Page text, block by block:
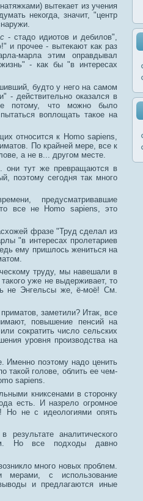
вытекает из учения
некогда, значит, "центр
- стадо идиотов и дебилов",
и прочее - вытекают как раз
марла этим оправдывал
жизнь" - как бы "в интересах
будто у него на самом
- действительно оказался в
потому, что можно было
воплощать такое на
относится к Homo sapiens,
По крайней мере, все к
а не в... другом месте.
они тут же превращаются в
поэтому сегодня так много
предусматривавшие
все не Homo sapiens, это
фразе "Труд сделал из
"в интересах пролетариев
ему пришлось жениться на
труду, мы навешали в
уже не выдерживает, то
не Энгельсы же, ё-моё! См.
заметили? Итак, все
повышение пенсий на
сократить число сельских
уровня производства на
Именно поэтому надо ценить
такой голове, облить ее чем-
sapiens.
книксенами в сторонку
есть. И назрело огромное
Но не с идеологиями опять
аналитического
Но все подходы давно
много новых проблем.
с использование
и предлагаются иные